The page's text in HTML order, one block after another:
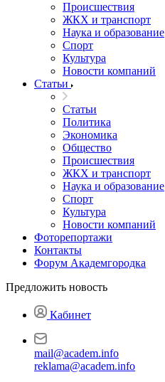
Происшествия
ЖКХ и транспорт
Наука и образование
Спорт
Культура
Новости компаний
Статьи
Статьи
Политика
Экономика
Общество
Происшествия
ЖКХ и транспорт
Наука и образование
Спорт
Культура
Новости компаний
Фоторепортажи
Контакты
Форум Академгородка
Предложить новость
Кабинет
mail@academ.info
reklama@academ.info